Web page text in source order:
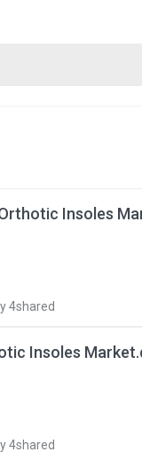
Insoles
4shared
Insoles
4shared